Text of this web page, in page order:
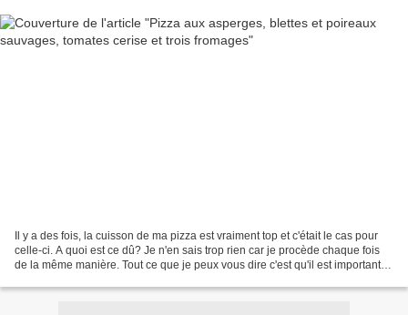
Il y a des fois, la cuisson de ma pizza est vraiment top et c'était le cas pour
celle-ci. A quoi est ce dû? Je n'en sais trop rien car je procède chaque fois
de la même manière. Tout ce que je peux vous dire c'est qu'il est important